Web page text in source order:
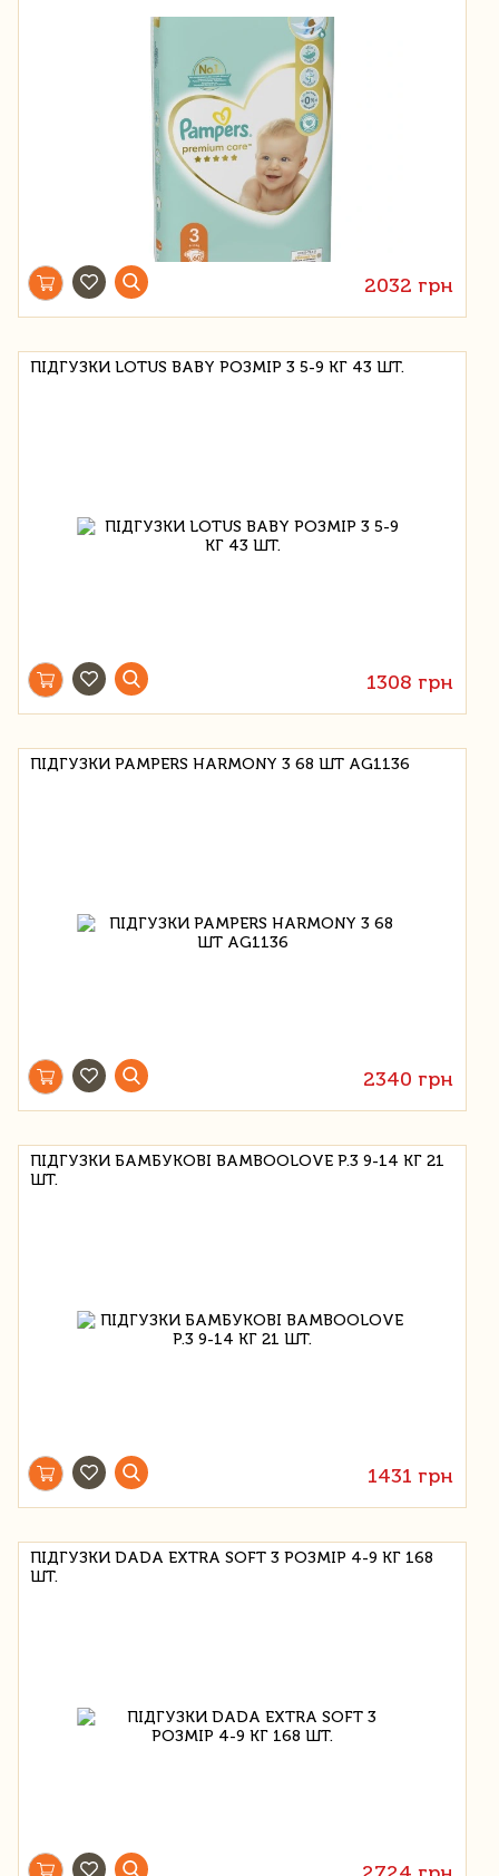
2032 грн
ПІДГУЗКИ LOTUS BABY РОЗМІР 3 5-9 КГ 43 ШТ.
1308 грн
ПІДГУЗКИ PAMPERS HARMONY 3 68 ШТ AG1136
2340 грн
ПІДГУЗКИ БАМБУКОВІ BAMBOOLOVE Р.3 9-14 КГ 21
ШТ.
1431 грн
ПІДГУЗКИ DADA EXTRA SOFT 3 РОЗМІР 4-9 КГ 168
ШТ.